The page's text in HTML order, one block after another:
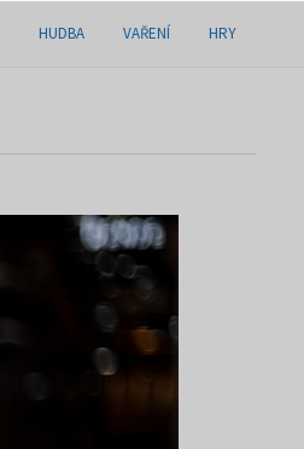
HUDBA VAŘENÍ HRY